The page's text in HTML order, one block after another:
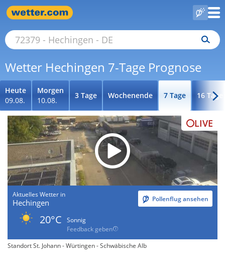
Wetter Hechingen 7-Tage Prognose
Heute
09.08.
Morgen
10.08.
3 Tage Wochenende 7 Tage 16 Tage
LIVE
Aktuelles Wetter in
Hechingen Pollenflug ansehen
20°C
Sonnig
Feedback geben
Standort St. Johann - Würtingen - Schwäbische Alb